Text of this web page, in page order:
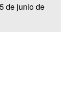
de junio de